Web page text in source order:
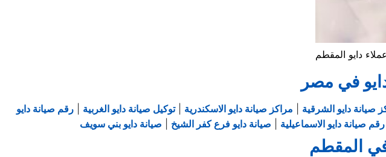
دايو المقطم
في مصر
صيانة دايو الشرقية مراكز صيانة دايو الاسكندرية |توكيل صيانة دايو الغربية
رقم صيانة دايو
|رقم صيانة دايو الاسماعيلية صيانة دايو فرع كفر الشيخ صيانة دايو بني سويف
المقطم